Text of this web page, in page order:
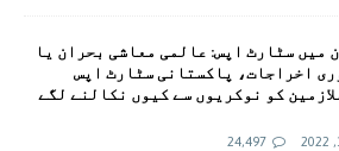
میں سٹارٹ اپس: عالمی معاشی بحران یا
اخراجات، پاکستانی سٹارٹ اپس
کو نوکریوں سے کیوں نکالنے لگے
24,497